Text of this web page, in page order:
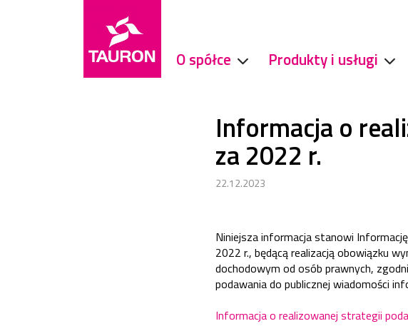
O spółce Produkty i usługi
Informacja o
za 2022 r.
22.12.2023
Niniejsza informacja stanowi
2022 r., będącą realizacją obowiązku
dochodowym od osób prawnych,
podawania do publicznej wiadomości
Informacja o realizowanej strategii